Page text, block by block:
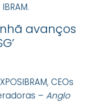
avanços
CEOs
– Anglo